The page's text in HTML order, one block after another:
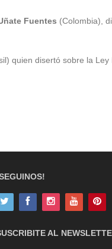
Fuentes (Colombia),
quien disertó sobre la
AL